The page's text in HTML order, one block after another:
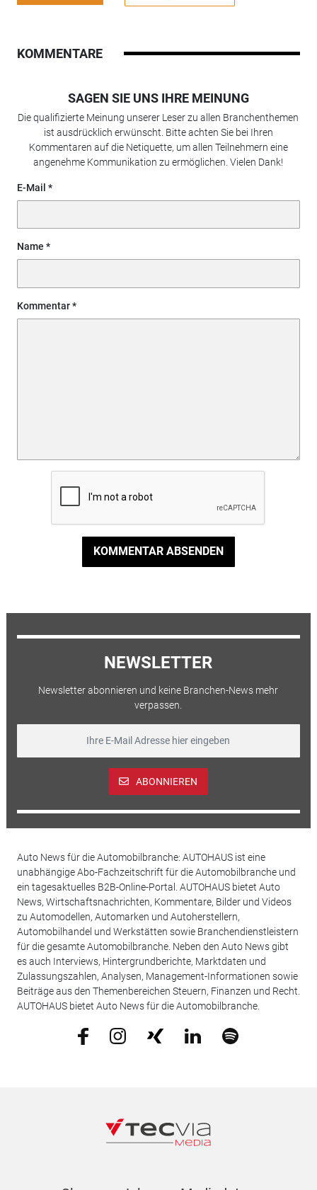
KOMMENTARE
SAGEN SIE UNS IHRE MEINUNG
Die qualifizierte Meinung unserer Leser zu allen Branchenthemen
ist ausdrücklich erwünscht. Bitte achten Sie bei Ihren
Kommentaren auf die Netiquette, um allen Teilnehmern eine
angenehme Kommunikation zu ermöglichen. Vielen Dank!
E-Mail
Name
Kommentar
KOMMENTAR ABSENDEN
NEWSLETTER
Newsletter abonnieren und keine Branchen-News mehr
verpassen.
ABONNIEREN
Auto News für die Automobilbranche: AUTOHAUS ist eine
unabhängige Abo-Fachzeitschrift für die Automobilbranche und
ein tagesaktuelles B2B-Online-Portal. AUTOHAUS bietet Auto
News, Wirtschaftsnachrichten, Kommentare, Bilder und Videos
zu Automodellen, Automarken und Autoherstellern,
Automobilhandel und Werkstätten sowie Branchendienstleistern
für die gesamte Automobilbranche. Neben den Auto News gibt
es auch Interviews, Hintergrundberichte, Marktdaten und
Zulassungszahlen, Analysen, Management-Informationen sowie
Beiträge aus den Themenbereichen Steuern, Finanzen und Recht.
AUTOHAUS bietet Auto News für die Automobilbranche.